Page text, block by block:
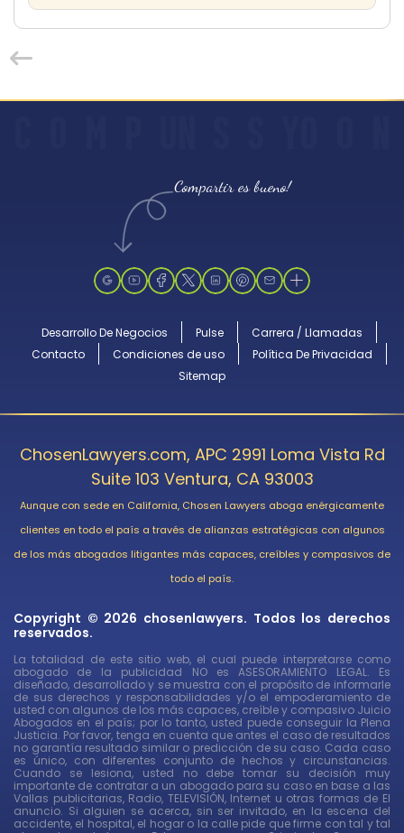
Compartir es bueno!
Desarrollo De Negocios Pulse
Carrera / Llamadas
Contacto
Condiciones de uso
Política De Privacidad
Sitemap
ChosenLawyers.com, APC 2991 Loma Vista Rd
Suite 103 Ventura, CA 93003
Aunque con sede en California, Chosen Lawyers aboga enérgicamente
clientes en todo el país a través de alianzas estratégicas con algunos
de los más abogados litigantes más capaces, creíbles y compasivos de
todo el país.
Copyright © 2026 chosenlawyers. Todos los derechos
reservados.
La totalidad de este sitio web, el cual puede interpretarse como
abogado de la publicidad NO es ASESORAMIENTO LEGAL. Es
diseñado, desarrollado y se muestra con el propósito de informarle
de sus derechos y responsabilidades y/o el empoderamiento de
usted con algunos de los más capaces, creíble y compasivo Juicio
Abogados en el país; por lo tanto, usted puede conseguir la Plena
Justicia. Por favor, tenga en cuenta que antes el caso de resultados
no garantía resultado similar o predicción de su caso. Cada caso
es único, con diferentes conjunto de hechos y circunstancias.
Cuando se lesiona, usted no debe tomar su decisión muy
importante de contratar a un abogado para su caso en base a las
Vallas publicitarias, Radio, TELEVISIÓN, Internet u otras formas de El
anuncio. Si alguien se acerca, sin ser invitado, en la escena del
accidente, el hospital, el hogar o la calle pide que firme con tal y tal